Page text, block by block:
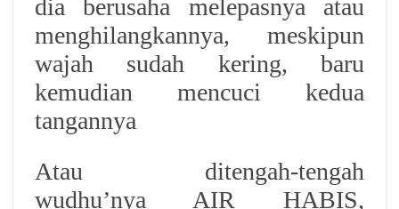
dia berusaha melepasnya atau
menghilangkannya, meskipun
wajah sudah kering, baru
kemudian mencuci kedua
tangannya
Atau ditengah-tengah
wudhu’nya AIR HABIS,